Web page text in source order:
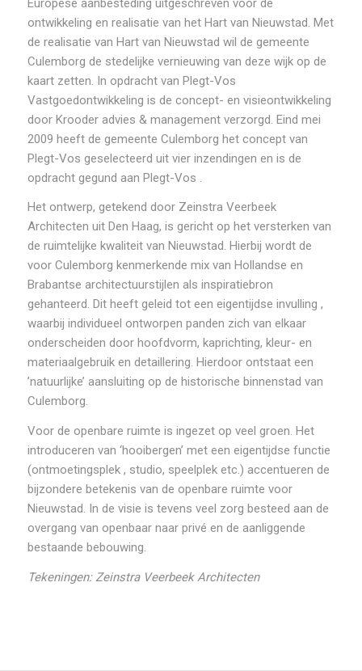
Europese aanbesteding uitgeschreven voor de
ontwikkeling en realisatie van het Hart van Nieuwstad. Met
de realisatie van Hart van Nieuwstad wil de gemeente
Culemborg de stedelijke vernieuwing van deze wijk op de
kaart zetten. In opdracht van Plegt-Vos
Vastgoedontwikkeling is de concept- en visieontwikkeling
door Krooder advies & management verzorgd. Eind mei
2009 heeft de gemeente Culemborg het concept van
Plegt-Vos geselecteerd uit vier inzendingen en is de
opdracht gegund aan Plegt-Vos .
Het ontwerp, getekend door Zeinstra Veerbeek
Architecten uit Den Haag, is gericht op het versterken van
de ruimtelijke kwaliteit van Nieuwstad. Hierbij wordt de
voor Culemborg kenmerkende mix van Hollandse en
Brabantse architectuurstijlen als inspiratiebron
gehanteerd. Dit heeft geleid tot een eigentijdse invulling ,
waarbij individueel ontworpen panden zich van elkaar
onderscheiden door hoofdvorm, kaprichting, kleur- en
materiaalgebruik en detaillering. Hierdoor ontstaat een
’natuurlijke’ aansluiting op de historische binnenstad van
Culemborg.
Voor de openbare ruimte is ingezet op veel groen. Het
introduceren van ‘hooibergen’ met een eigentijdse functie
(ontmoetingsplek , studio, speelplek etc.) accentueren de
bijzondere betekenis van de openbare ruimte voor
Nieuwstad. In de visie is tevens veel zorg besteed aan de
overgang van openbaar naar privé en de aanliggende
bestaande bebouwing.
Tekeningen: Zeinstra Veerbeek Architecten